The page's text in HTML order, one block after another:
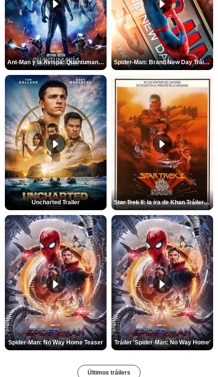
Ant-Man y la Avispa: Quantumanía Tráiler (2) Spider-Man: Brand New Day Tráiler (3)
Uncharted Trailer Star Trek II: la ira de Khan Tráiler VO
Spider-Man: No Way Home Teaser Tráiler 'Spider-Man: No Way Home'
Últimos tráilers